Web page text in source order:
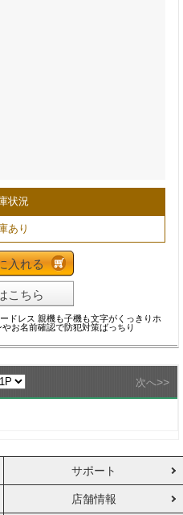
状況
あり
入れる
こちら
ドレス 親機も子機も文字がくっきりホ
お名前確認で防犯対策ばっちり
次へ>>
サポート
店舗情報